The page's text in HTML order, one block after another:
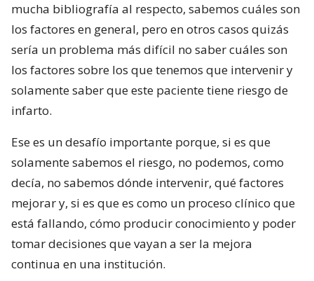
mucha bibliografía al respecto, sabemos cuáles son
los factores en general, pero en otros casos quizás
sería un problema más difícil no saber cuáles son
los factores sobre los que tenemos que intervenir y
solamente saber que este paciente tiene riesgo de
infarto.
Ese es un desafío importante porque, si es que
solamente sabemos el riesgo, no podemos, como
decía, no sabemos dónde intervenir, qué factores
mejorar y, si es que es como un proceso clínico que
está fallando, cómo producir conocimiento y poder
tomar decisiones que vayan a ser la mejora
continua en una institución.